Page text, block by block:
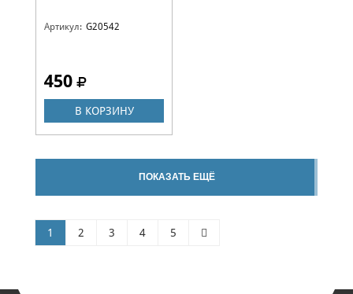
Артикул: G20542
450
В КОРЗИНУ
ПОКАЗАТЬ ЕЩЁ
1 2 3 4 5